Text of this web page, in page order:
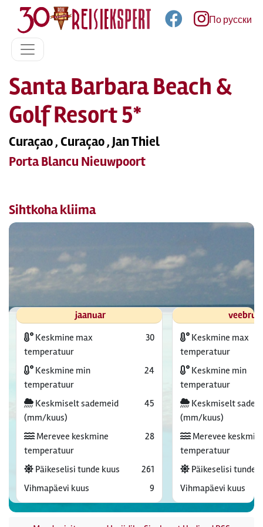
По русски
Santa Barbara Beach &
Golf Resort 5*
Curaçao , Curaçao , Jan Thiel
Porta Blancu Nieuwpoort
Sihtkoha kliima
jaanuar
Keskmine max
temperatuur
30
Keskmine min
temperatuur
24
Keskmiselt sademeid
(mm/kuus)
45
Merevee keskmine
temperatuur
28
Päikeselisi tunde kuus
261
Vihmapäevi kuus
9
Keskmine max
temperatuur
Keskmine min
temperatuur
Keskmiselt
(mm/kuus)
Merevee
temperatuur
Päikeselisi tunde
Vihmapäevi kuus